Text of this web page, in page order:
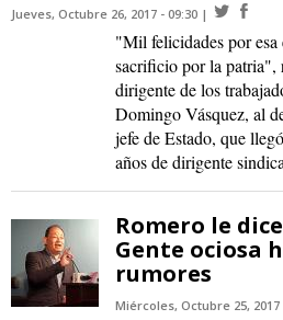
Jueves, Octubre 26, 2017 - 09:30
"Mil felicidades por esa
sacrificio por la patria",
dirigente de los
Domingo Vásquez, al
jefe de Estado, que
años de dirigente
Romero le
Gente ociosa
rumores
Miércoles, Octubre 25, 2017